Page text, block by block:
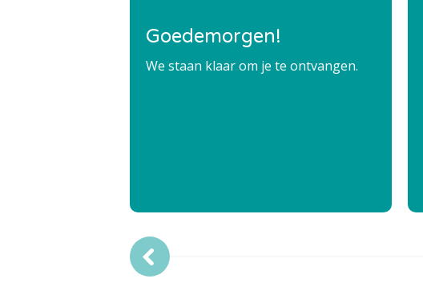
Goedemorgen!
We staan klaar om je te ontvangen.